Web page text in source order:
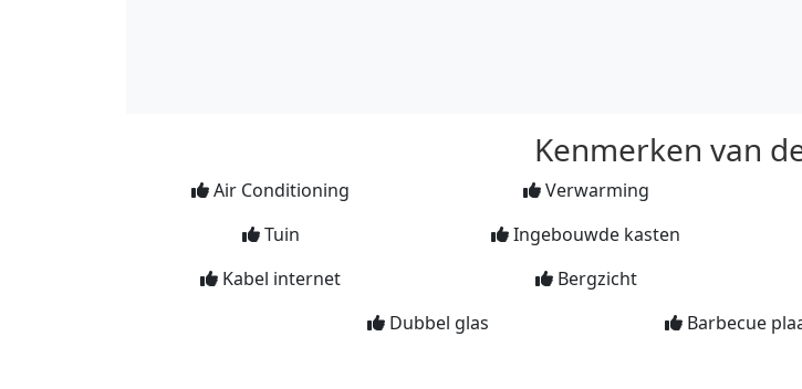
Kenmerken van
Air Conditioning Verwarming
Tuin
Ingebouwde kasten
Kabel internet
Bergzicht
Dubbel glas
Barbecue